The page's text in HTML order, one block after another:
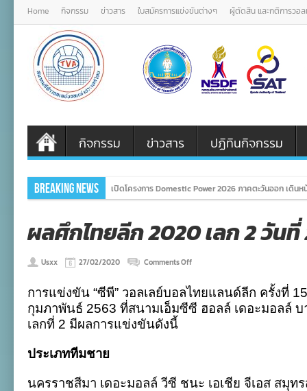
Home กิจกรรม ข่าวสาร ใบสมัครการแข่งขันต่างๆ ผู้ตัดสิน และกติการวอ
กิจกรรม ข่าวสาร ปฏิทินกิจกรรม
Breaking News เปิดโครงการ Domestic Power 2026 ภาคตะวันออก เดิ
ผลศึกไทยลีก 2020 เลก 2 วันที่
Usxx 27/02/2020 Comments Offon
ไทย
ลีก
2020
ก.พ.
การแข่งขัน “ซีพี” วอลเลย์บอลไทยแลนด์ลีก ครั้งที่
กุมภาพันธ์ 2563 ที่สนามเอ็มซีซี ฮอลล์ เดอะมอลล์ บ
เลกที่ 2 มีผลการแข่งขันดังนี้
ประเภททีมชาย
นครราชสีมา เดอะมอลล์ วีซี ชนะ เอเชีย จีเอส สมุท